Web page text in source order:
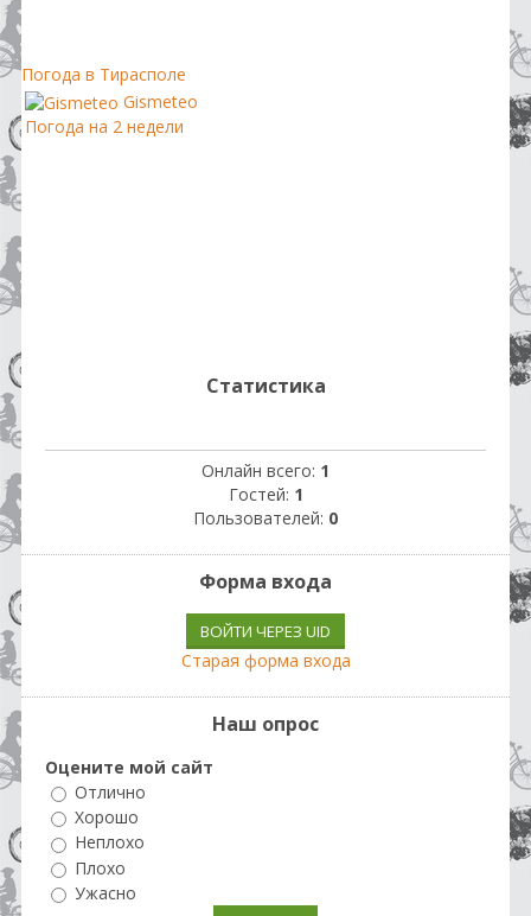
Погода в Тирасполе
Gismeteo
Погода на 2 недели
Статистика
Онлайн всего: 1
Гостей: 1
Пользователей: 0
Форма входа
ВОЙТИ ЧЕРЕЗ UID
Старая форма входа
Наш опрос
Оцените мой сайт
Отлично
Хорошо
Неплохо
Плохо
Ужасно